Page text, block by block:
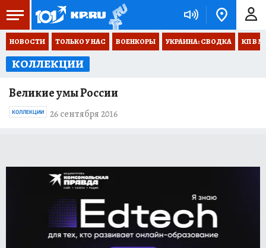
НОВОСТИ ТОЛЬКО У НАС ВОЕНКОРЫ УКРАИНА: СВОДКА КП В
КОЛЛЕКЦИИ
Великие умы России
26 сентября 2016
КОЛЛЕКЦИИ